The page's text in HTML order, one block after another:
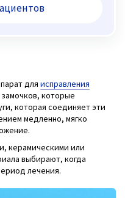
для исправления
которые
которая соединяет эти
медленно, мягко
керамическими или
выбирают, когда
лечения.